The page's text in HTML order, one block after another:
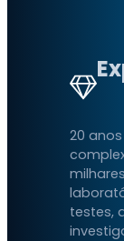
20
testes,